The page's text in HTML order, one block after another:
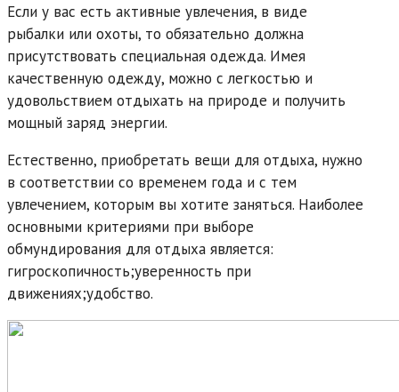
Если у вас есть активные увлечения, в виде
рыбалки или охоты, то обязательно должна
присутствовать специальная одежда. Имея
качественную одежду, можно с легкостью и
удовольствием отдыхать на природе и получить
мощный заряд энергии.
Естественно, приобретать вещи для отдыха, нужно
в соответствии со временем года и с тем
увлечением, которым вы хотите заняться. Наиболее
основными критериями при выборе
обмундирования для отдыха является:
гигроскопичность;уверенность при
движениях;удобство.